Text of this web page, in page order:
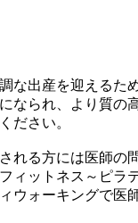
な出産を迎えるた
なられ、より質の
ださい。
れる方には医師の
ィットネス～ピラ
ウォーキングで医